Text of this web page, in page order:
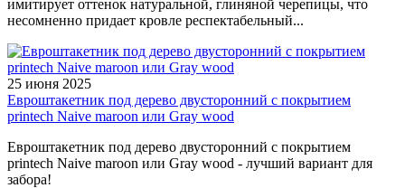
имитирует оттенок натуральной, глиняной черепицы, что
несомненно придает кровле респектабельный...
25 июня 2025
Евроштакетник под дерево двусторонний с покрытием
printech Naive maroon или Gray wood
Евроштакетник под дерево двусторонний с покрытием
printech Naive maroon или Gray wood - лучший вариант для
забора!